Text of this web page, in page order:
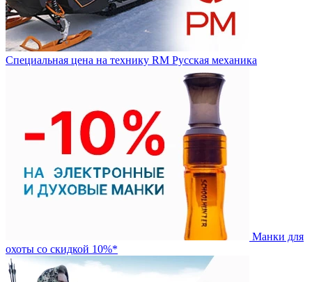
Специальная цена на технику RM Русская механика
Манки для
охоты со скидкой 10%*